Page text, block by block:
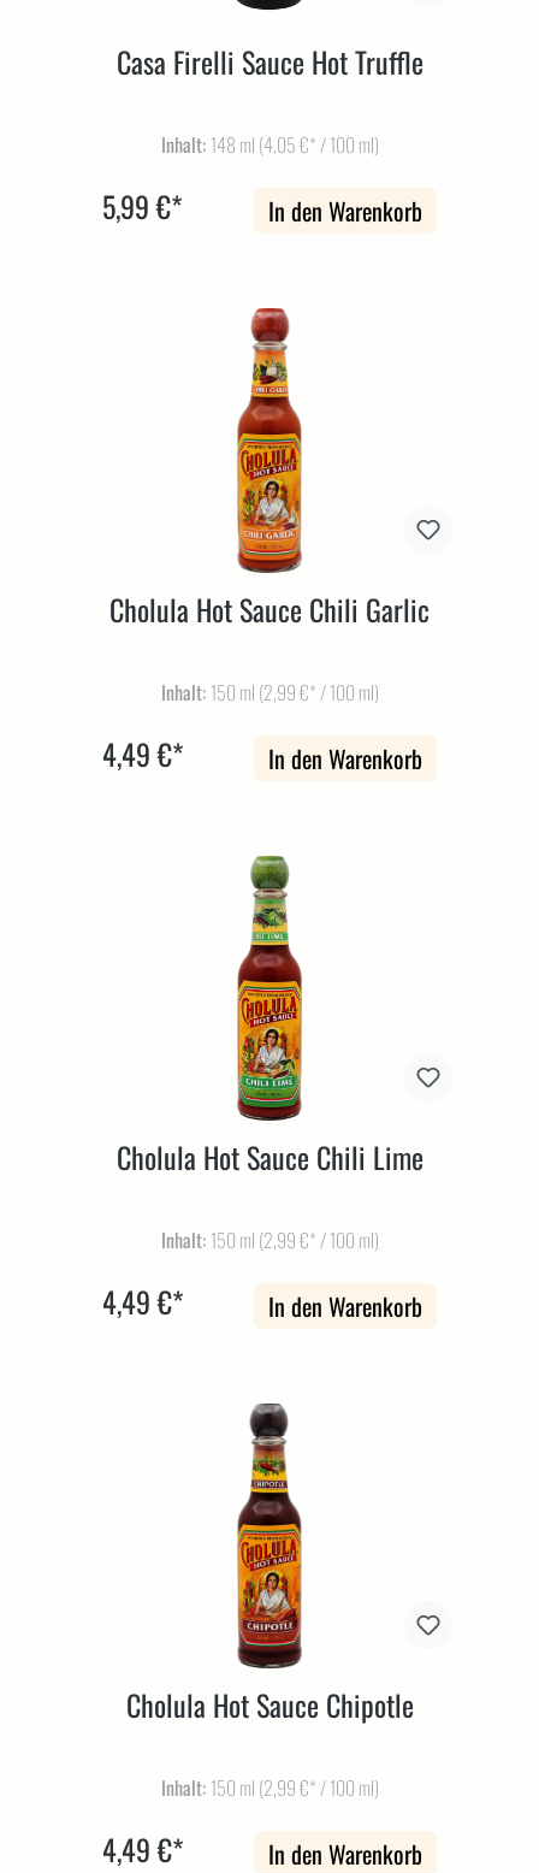
Casa Firelli Sauce Hot Truffle
Inhalt: 148 ml (4,05 €* / 100 ml)
5,99 €* In den Warenkorb
Cholula Hot Sauce Chili Garlic
Inhalt: 150 ml (2,99 €* / 100 ml)
4,49 €* In den Warenkorb
Cholula Hot Sauce Chili Lime
Inhalt: 150 ml (2,99 €* / 100 ml)
4,49 €* In den Warenkorb
Cholula Hot Sauce Chipotle
Inhalt: 150 ml (2,99 €* / 100 ml)
4,49 €* In den Warenkorb